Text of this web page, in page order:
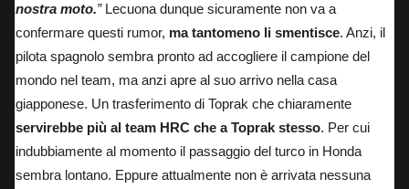
nostra moto.”Lecuona dunque sicuramente non va a
confermare questi rumor, ma tantomeno li smentisce. Anzi, il
pilota spagnolo sembra pronto ad accogliere il campione del
mondo nel team, ma anzi apre al suo arrivo nella casa
giapponese. Un trasferimento di Toprak che chiaramente
servirebbe più al team HRC che a Toprak stesso. Per cui
indubbiamente al momento il passaggio del turco in Honda
sembra lontano. Eppure attualmente non è arrivata nessuna